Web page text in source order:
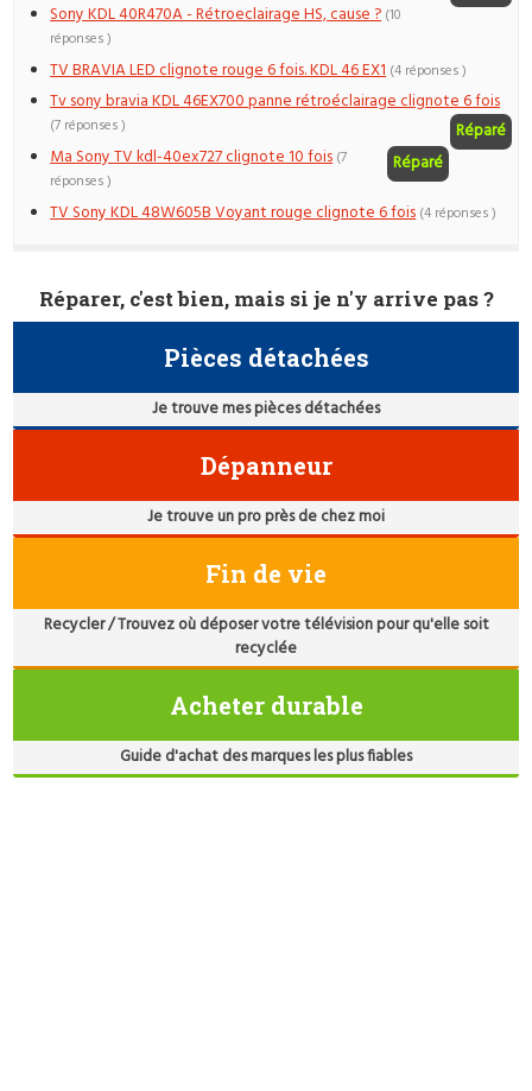
Sony KDL 40R470A - Rétroeclairage HS, cause ? (10
réponses )
TV BRAVIA LED clignote rouge 6 fois. KDL 46 EX1 (4 réponses )
Tv sony bravia KDL 46EX700 panne rétroéclairage clignote 6 fois
Réparé
(7 réponses )
Ma Sony TV kdl-40ex727 clignote 10 fois Réparé
(7
réponses )
TV Sony KDL 48W605B Voyant rouge clignote 6 fois (4 réponses )
Réparer, c'est bien, mais si je n'y arrive pas ?
Pièces détachées
Je trouve mes pièces détachées
Dépanneur
Je trouve un pro près de chez moi
Fin de vie
Recycler / Trouvez où déposer votre télévision pour qu'elle soit
recyclée
Acheter durable
Guide d'achat des marques les plus fiables